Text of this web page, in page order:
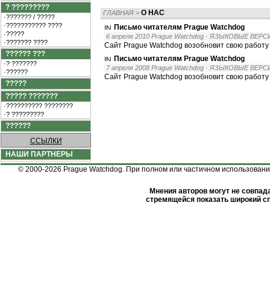
? ?????????
·??????? / ?????
·??????????? ????
·?????
·??????? ????
?????? ???
·? ???????
·??????
?????
????? ???????
·?????????? ????????
·? ?????????
??????
ССЫЛКИ
НАШИ ПАРТНЕРЫ
ГЛАВНАЯ > О НАС
Письмо читателям Prague Watchdog
6 апреля 2010 Prague Watchdog · ЯЗЫКОВЫЕ
Сайт Prague Watchdog возобновит свою
Письмо читателям Prague Watchdog
7 апреля 2008 Prague Watchdog · ЯЗЫКОВЫЕ
Сайт Prague Watchdog возобновит свою работу
© 2000-2026 Prague Watchdog. При полном или частичном
Мнения авторов могут не
стремящейся показать широкий